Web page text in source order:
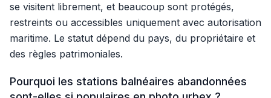
se visitent librement, et beaucoup sont protégés,
restreints ou accessibles uniquement avec autorisation
maritime. Le statut dépend du pays, du propriétaire et
des règles patrimoniales.
Pourquoi les stations balnéaires abandonnées